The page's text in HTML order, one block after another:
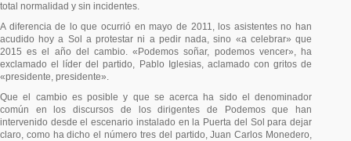
total normalidad y sin incidentes.
A diferencia de lo que ocurrió en mayo de 2011, los asistentes no han
acudido hoy a Sol a protestar ni a pedir nada, sino «a celebrar» que
2015 es el año del cambio. «Podemos soñar, podemos vencer», ha
exclamado el líder del partido, Pablo Iglesias, aclamado con gritos de
«presidente, presidente».
Que el cambio es posible y que se acerca ha sido el denominador
común en los discursos de los dirigentes de Podemos que han
intervenido desde el escenario instalado en la Puerta del Sol para dejar
claro, como ha dicho el número tres del partido, Juan Carlos Monedero,